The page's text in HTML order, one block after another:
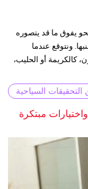
يفوق ما قد يتصوره
ونتوقع عندما
كالكريمة أو الحليب،
التحقيقات السياحية
مبتكرة